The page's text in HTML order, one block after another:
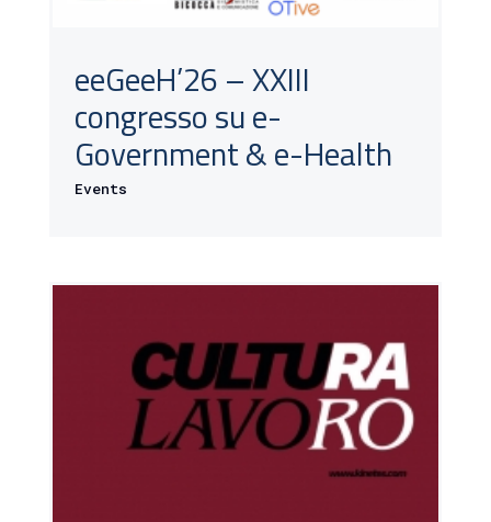
eeGeeH’26 – XXIII
congresso su e-
Government & e-Health
Events